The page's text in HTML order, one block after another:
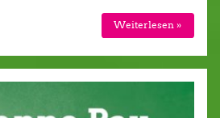
Weiterlesen »